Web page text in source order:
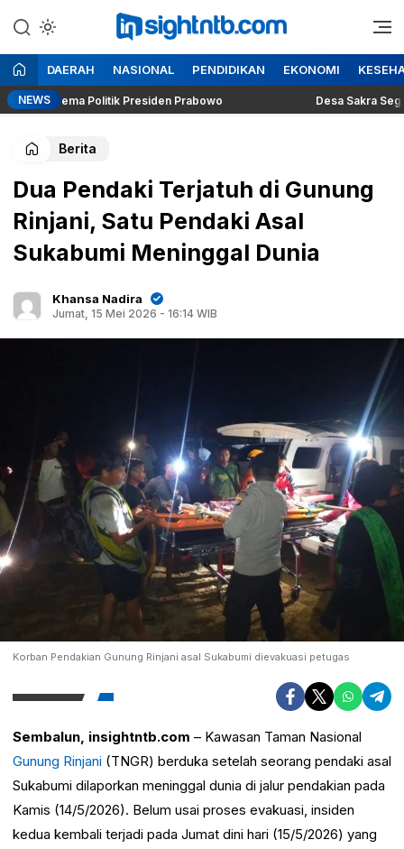
ke
konten
Insight NTB
Berita Seputar NTB
DAERAH NASIONAL PENDIDIKAN EKONOMI
NEWS
Dilema Politik Presiden Prabowo Desa Sakra Segera
Berita
Dua Pendaki Terjatuh di Gunung
Rinjani, Satu Pendaki Asal
Sukabumi Meninggal Dunia
Khansa Nadira
Jumat, 15 Mei 2026 - 16:14 WIB
Korban Pendakian Gunung Rinjani asal Sukabumi dievakuasi petugas
Sembalun, insightntb.com – Kawasan Taman Nasional
Gunung Rinjani (TNGR) berduka setelah seorang pendaki asal
Sukabumi dilaporkan meninggal dunia di jalur pendakian pada
Kamis (14/5/2026). Belum usai proses evakuasi, insiden
kedua kembali terjadi pada Jumat dini hari (15/5/2026) yang